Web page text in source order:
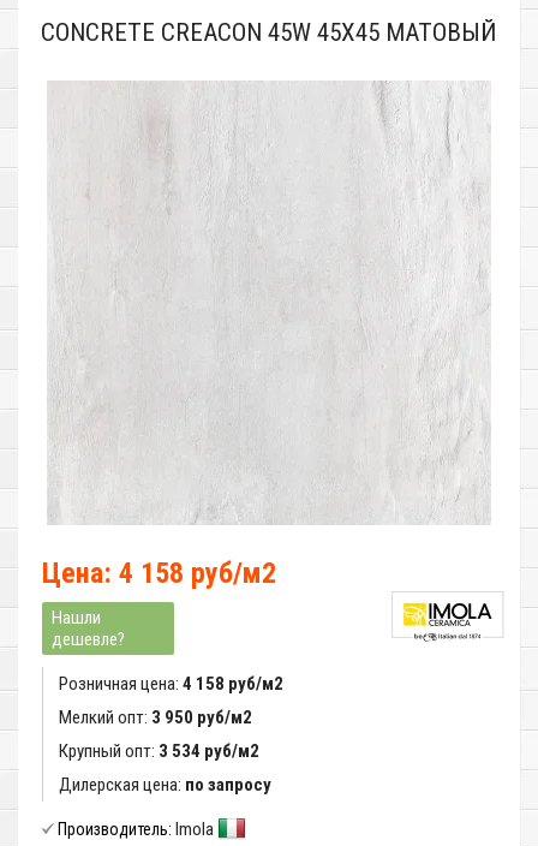
CONCRETE CREACON 45W 45X45 МАТОВЫЙ
Цена: 4 158 руб/м2
Нашли
дешевле?
Розничная цена: 4 158 руб/м2
Мелкий опт: 3 950 руб/м2
Крупный опт: 3 534 руб/м2
Дилерская цена: по запросу
Производитель: Imola